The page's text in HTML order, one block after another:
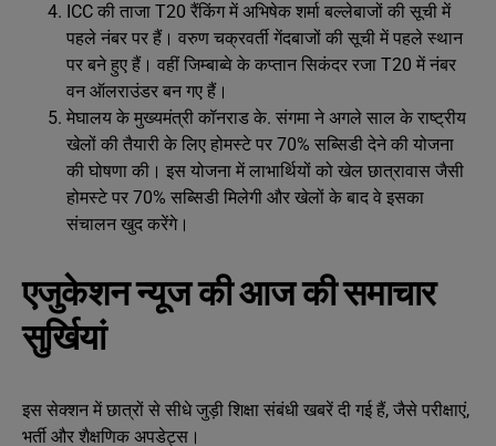
ICC की ताजा T20 रैंकिंग में अभिषेक शर्मा बल्लेबाजों की सूची में
पहले नंबर पर हैं। वरुण चक्रवर्ती गेंदबाजों की सूची में पहले स्थान
पर बने हुए हैं। वहीं जिम्बाब्वे के कप्तान सिकंदर रजा T20 में नंबर
वन ऑलराउंडर बन गए हैं।
मेघालय के मुख्यमंत्री कॉनराड के. संगमा ने अगले साल के राष्ट्रीय
खेलों की तैयारी के लिए होमस्टे पर 70% सब्सिडी देने की योजना
की घोषणा की। इस योजना में लाभार्थियों को खेल छात्रावास जैसी
होमस्टे पर 70% सब्सिडी मिलेगी और खेलों के बाद वे इसका
संचालन खुद करेंगे।
एजुकेशन न्यूज की आज की समाचार
सुर्खियां
इस सेक्शन में छात्रों से सीधे जुड़ी शिक्षा संबंधी खबरें दी गई हैं, जैसे परीक्षाएं,
भर्ती और शैक्षणिक अपडेट्स।